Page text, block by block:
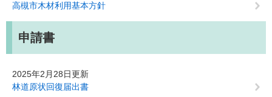
高槻市木材利用基本方針
申請書
2025年2月28日更新
林道原状回復届出書